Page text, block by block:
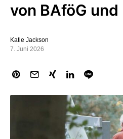
von BAföG
Katie Jackson
7. Juni 2026